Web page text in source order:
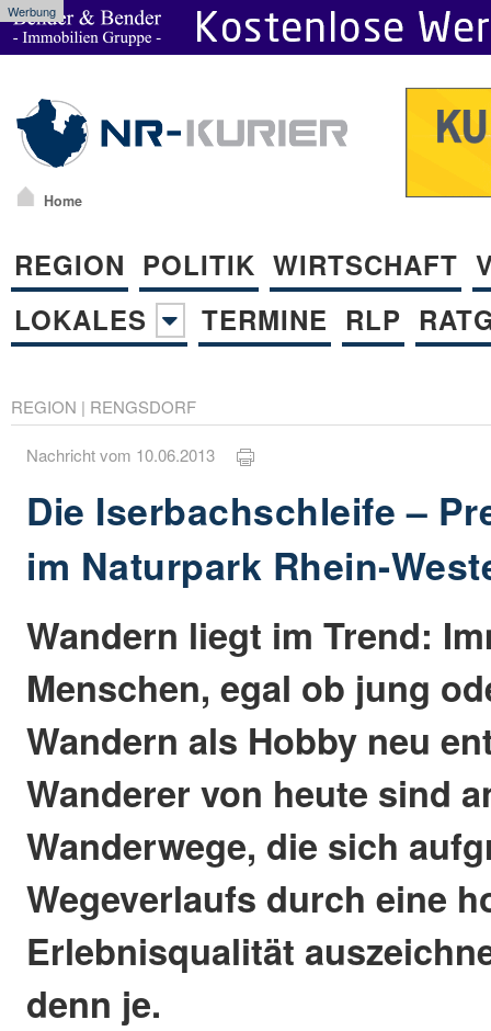
Werbung
Home
REGION POLITIK WIRTSCHAFT
LOKALES
TERMINE RLP
REGION | RENGSDORF
Nachricht vom 10.06.2013
Die Iserbachschleife –
im Naturpark Rhein-
Wandern liegt im Trend:
Menschen, egal ob jung
Wandern als Hobby neu
Wanderer von heute sind
Wanderwege, die sich
Wegeverlaufs durch eine
Erlebnisqualität
denn je.